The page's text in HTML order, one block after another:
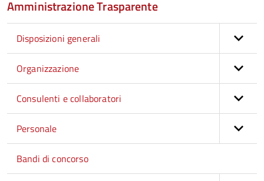
Amministrazione Trasparente
Disposizioni generali
Organizzazione
Consulenti e collaboratori
Personale
Bandi di concorso